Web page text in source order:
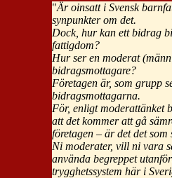
"Är oinsatt i Svensk
synpunkter om det.
Dock, hur kan ett bidrag
fattigdom?
Hur ser en moderat
bidragsmottagare?
Företagen är, som grupp
bidragsmottagarna.
För, enligt moderattänket
att det kommer att gå
företagen – är det det som
Ni moderater, vill ni vara
använda begreppet
trygghetssystem här i